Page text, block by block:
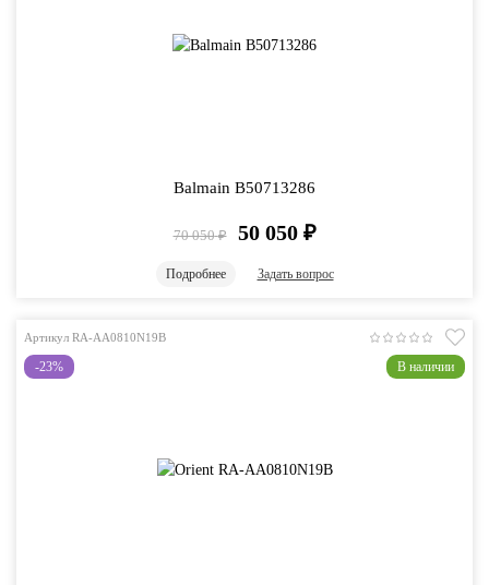
Balmain B50713286
70 050 ₽ 50 050 ₽
Подробнее Задать вопрос
Артикул RA-AA0810N19B
-23% В наличии